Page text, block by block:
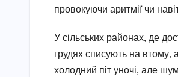
провокуючи аритмії чи
У сільських районах, де
грудях списують на втому,
холодний піт уночі, але